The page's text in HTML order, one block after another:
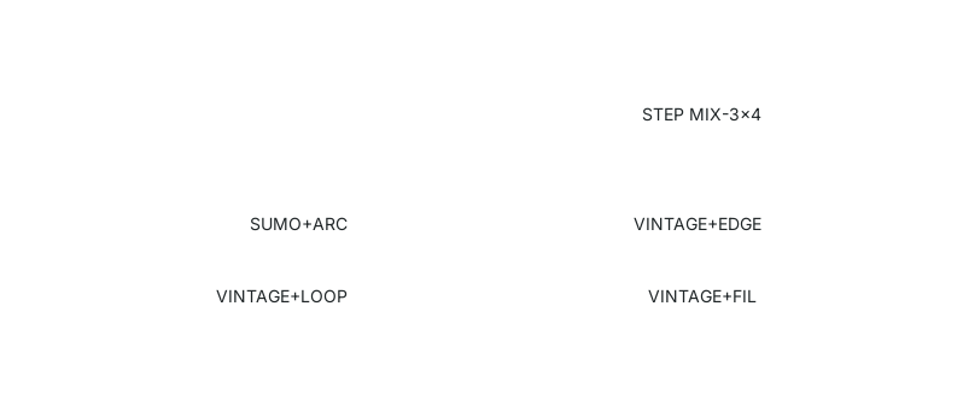
STEP MIX-3x4
SUMO+ARC
VINTAGE+EDGE
VINTAGE+LOOP VINTAGE+FIL